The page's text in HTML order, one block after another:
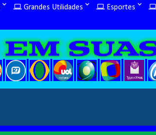
Grandes Utilidades Esportes